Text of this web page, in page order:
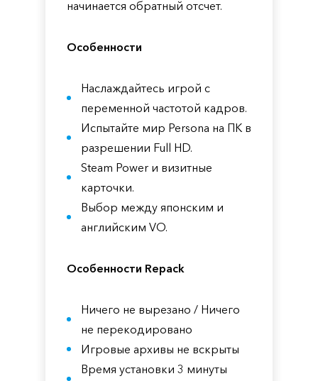
начинается обратный отсчет.
Особенности
Наслаждайтесь игрой с
переменной частотой кадров.
Испытайте мир Persona на ПК в
разрешении Full HD.
Steam Power и визитные
карточки.
Выбор между японским и
английским VO.
Особенности Repack
Ничего не вырезано / Ничего
не перекодировано
Игровые архивы не вскрыты
Время установки 3 минуты